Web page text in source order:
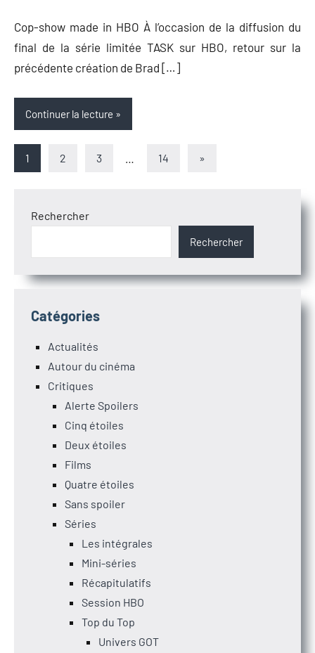
Cop-show made in HBO À l’occasion de la diffusion du
final de la série limitée TASK sur HBO, retour sur la
précédente création de Brad […]
Continuer la lecture
Pagination
publications
1 2 3 14
Articles
»
Rechercher
Rechercher
Catégories
Actualités
Autour du cinéma
Critiques
Alerte Spoilers
Cinq étoiles
Deux étoiles
Films
Quatre étoiles
Sans spoiler
Séries
Les intégrales
Mini-séries
Récapitulatifs
Session HBO
Top du Top
Univers GOT